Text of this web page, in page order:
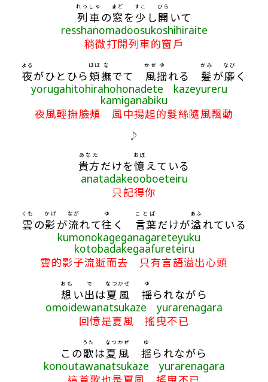
列車
れっしゃ
の窓
まど
を 少
すこ
し開
ひら
いて
resshanomadoosukoshihiraite
稍微打開列車的窗戶
夜
よる
がひとひら 頬
ほほ
撫
な
でて 風
かぜ
揺
ゆ
れる 髪
かみ
が靡
なび
く
yorugahitohirahohonadete kazeyureru
kamiganabiku
夜風輕撫臉頰 風中揚起的髮絲隨風飄動
♪
貴方
あなた
だけを憶
おぼ
えている
anatadakeooboeteiru
只記得你
雲
くも
の影
かげ
が流
なが
れて往
ゆ
く 言葉
ことば
だけが溢
あふ
れている
kumonokageganagareteyuku
kotobadakegaafureteiru
雲的影子流逝而去 只有言語溢出心頭
想
おも
い出
で
は夏
なつ
風
かぜ
揺
ゆ
られながら
omoidewanatsukaze yurarenagara
回憶是夏風 搖曳不已
この歌
うた
は夏
なつ
風
かぜ
揺
ゆ
られながら
konoutawanatsukaze yurarenagara